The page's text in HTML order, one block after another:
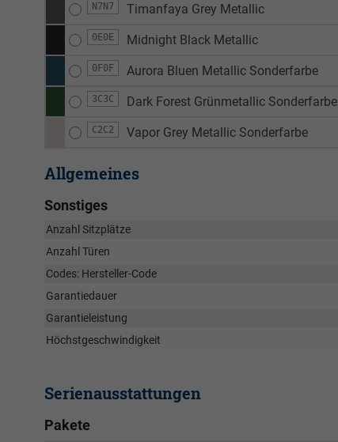
N7N7 Timanfaya Grey Metallic
0E0E Midnight Black Metallic
0F0F Aurora Bluen Metallic Sonderfarbe
3C3C Dark Forest Grünmetallic Sonderfarbe
C2C2 Vapor Grey Metallic Sonderfarbe
Allgemeines
Sonstiges
Anzahl Sitzplätze
Anzahl Türen
Codes: Hersteller-Code
Garantiedauer
Garantieleistung
Höchstgeschwindigkeit
Serienausstattungen
Pakete